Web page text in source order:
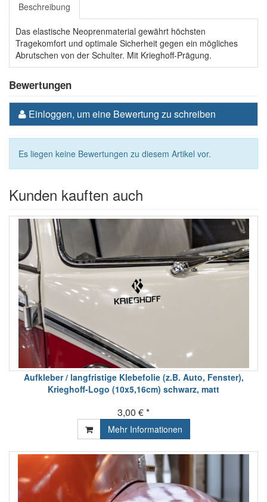
Beschreibung
Das elastische Neoprenmaterial gewährt höchsten
Tragekomfort und optimale Sicherheit gegen ein mögliches
Abrutschen von der Schulter. Mit Krieghoff-Prägung.
Bewertungen
Einloggen, um eine Bewertung zu schreiben
Es liegen keine Bewertungen zu diesem Artikel vor.
Kunden kauften auch
Aufkleber / langfristige Klebefolie (z.B. Auto, Fenster),
Krieghoff-Logo (10x5,16cm) schwarz, matt
3,00 € *
Mehr Informationen